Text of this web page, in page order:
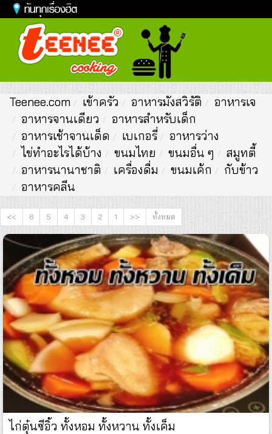
Teenee.com เข้าครัว อาหารมังสวิรัติ
อาหารเจ
อาหารจานเดียว
อาหารสำหรับเด็ก
อาหารเช้าจานเด็ด
เบเกอรี่
อาหารว่าง
ไข่ทำอะไรได้บ้าง
ขนมไทย ขนมอื่น ๆ
สมูทตี้
อาหารนานาชาติ
เครื่องดื่ม ขนมเค้ก
กับข้าว
อาหารคลีน
<< 6 5 4 3 2 1 >> ทั้งหมด
ไก่ตุ๋นซีอิ้ว ทั้งหอม ทั้งหวาน ทั้งเค็ม